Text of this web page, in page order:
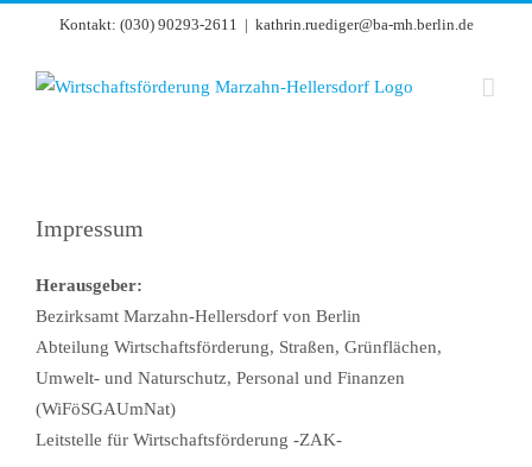
springen
Kontakt: (030) 90293-2611 | kathrin.ruediger@ba-mh.berlin.de
Impressum
Herausgeber:
Bezirksamt Marzahn-Hellersdorf von Berlin
Abteilung Wirtschaftsförderung, Straßen, Grünflächen,
Umwelt- und Naturschutz, Personal und Finanzen
(WiFöSGAUmNat)
Leitstelle für Wirtschaftsförderung -ZAK-